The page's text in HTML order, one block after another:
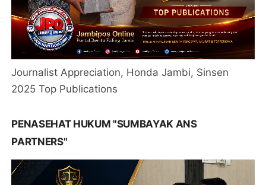
Journalist Appreciation, Honda Jambi, Sinsen
2025 Top Publications
PENASEHAT HUKUM "SUMBAYAK ANS
PARTNERS"